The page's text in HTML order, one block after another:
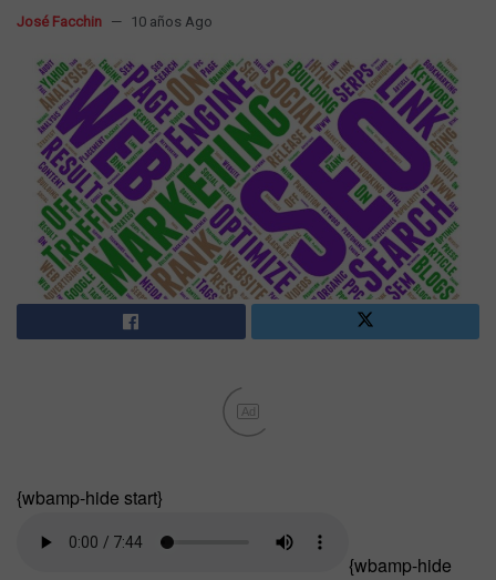
José Facchin 10 años Ago
Ad
{wbamp-hide start}
{wbamp-hide